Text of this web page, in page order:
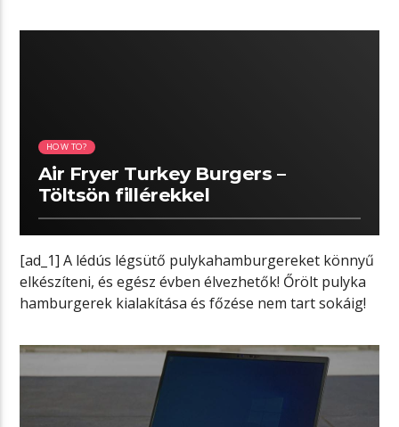
HOW TO?
Air Fryer Turkey Burgers –
Töltsön fillérekkel
[ad_1] A lédús légsütő pulykahamburgereket könnyű
elkészíteni, és egész évben élvezhetők! Őrölt pulyka
hamburgerek kialakítása és főzése nem tart sokáig!
09:12 READ TIME